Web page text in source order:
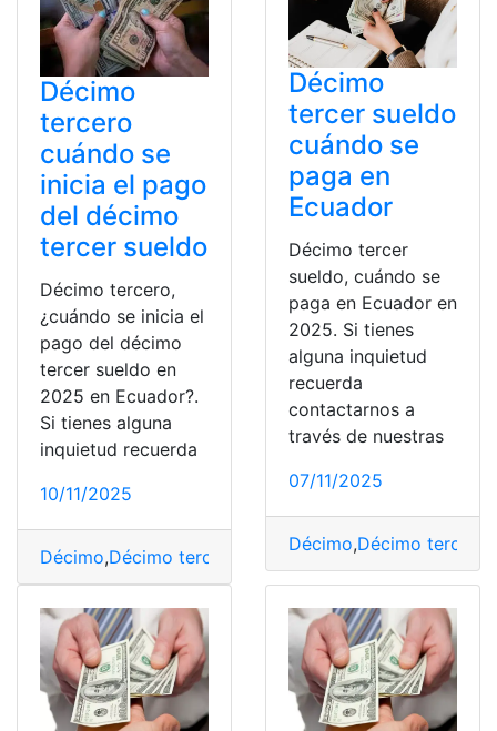
Décimo
tercero
cuándo se
inicia el pago
del décimo
tercer sueldo
Décimo tercero,
¿cuándo se inicia el
pago del décimo
tercer sueldo en
2025 en Ecuador?.
Si tienes alguna
inquietud recuerda
10/11/2025
Décimo,Décimo tercer sueldo ,Ecuador, pago,Sueldo
Décimo
tercer sueldo
cuándo se
paga en
Ecuador
Décimo tercer
sueldo, cuándo se
paga en Ecuador en
2025. Si tienes
alguna inquietud
recuerda
contactarnos a
través de nuestras
07/11/2025
Décimo,Décimo tercer